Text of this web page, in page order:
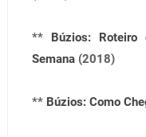
** Búzios:
Semana(2018)
** Búzios: Como